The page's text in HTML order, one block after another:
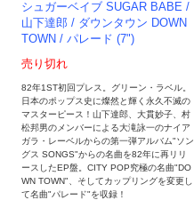
シュガーベイブ SUGAR BABE /
山下達郎 / ダウンタウン DOWN
TOWN / パレード (7")
売り切れ
82年1ST初回プレス。グリーン・ラベル。
日本のポップス史に燦然と輝く永久不滅の
マスターピース！山下達郎、大貫妙子、村
松邦男のメンバーによる大滝詠一のナイア
ガラ・レーベルからの第一弾アルバム"ソン
グス SONGS"からの名曲を82年に再リリ
ースしたEP盤。CITY POP究極の名曲"DO
WN TOWN"、そしてカップリングを変更し
て名曲"パレード"を収録！